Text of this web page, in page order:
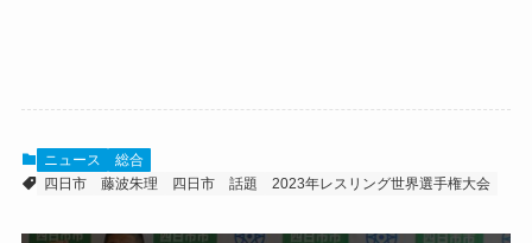
ニュース
総合
四日市
藤波朱理 四日市 話題 2023年レスリング世界選手権大会